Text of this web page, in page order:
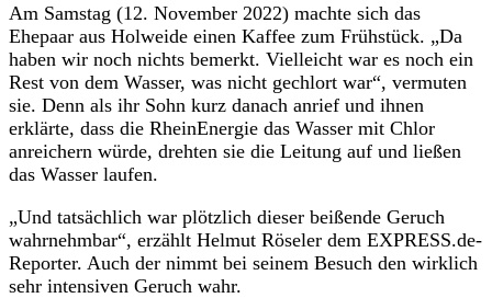
Am Samstag (12. November 2022) machte sich das
Ehepaar aus Holweide einen Kaffee zum Frühstück. „Da
haben wir noch nichts bemerkt. Vielleicht war es noch ein
Rest von dem Wasser, was nicht gechlort war“, vermuten
sie. Denn als ihr Sohn kurz danach anrief und ihnen
erklärte, dass die RheinEnergie das Wasser mit Chlor
anreichern würde, drehten sie die Leitung auf und ließen
das Wasser laufen.
„Und tatsächlich war plötzlich dieser beißende Geruch
wahrnehmbar“, erzählt Helmut Röseler dem EXPRESS.de-
Reporter. Auch der nimmt bei seinem Besuch den wirklich
sehr intensiven Geruch wahr.